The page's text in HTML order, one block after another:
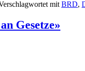
mit BRD,
Gesetze»